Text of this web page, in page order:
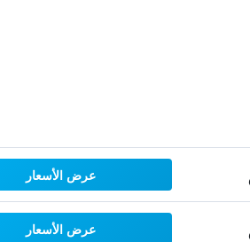
عرض الأسعار
عرض الأسعار